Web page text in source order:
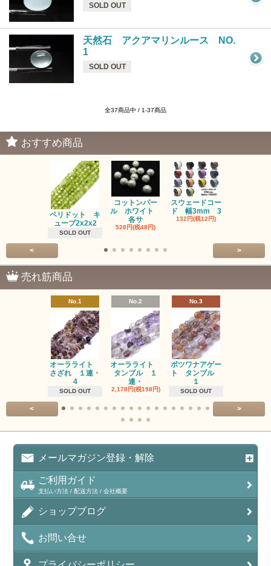
SOLD OUT
天然石 アクアマリンルース NO.
1
SOLD OUT
全37商品中 / 1-37商品
おすすめ商品
ペリドット キ
ューブ2x2x2
SOLD OUT
コットンパー
ル ホワイト
各サ
528円(税48円)
スウェードコー
ド 幅3mm 3
132円(税12円)
< >
売れ筋商品
No.1
オーラライト
さざれ １連・
4
SOLD OUT
No.2
オーラライト
タンブル １
連・
2,178円(税198円)
No.3
ボツワナアゲー
ト タンブル
１
SOLD OUT
< >
メールマガジン登録・解除
ご利用ガイド
支払い方法 / 配送方法 / 会社概要
ショップブログ
お問い合せ